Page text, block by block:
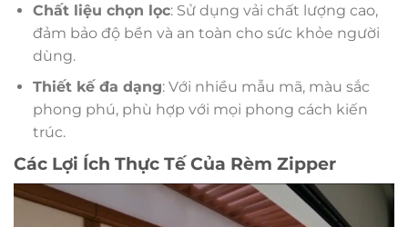
Chất liệu chọn lọc: Sử dụng vải chất lượng cao,
đảm bảo độ bền và an toàn cho sức khỏe người
dùng.
Thiết kế đa dạng: Với nhiều mẫu mã, màu sắc
phong phú, phù hợp với mọi phong cách kiến
trúc.
Các Lợi Ích Thực Tế Của Rèm Zipper